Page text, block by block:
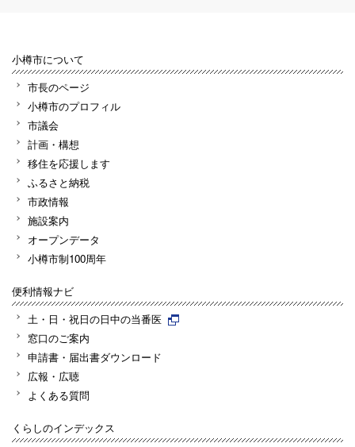
小樽市について
市長のページ
小樽市のプロフィル
市議会
計画・構想
移住を応援します
ふるさと納税
市政情報
施設案内
オープンデータ
小樽市制100周年
便利情報ナビ
土・日・祝日の日中の当番医
窓口のご案内
申請書・届出書ダウンロード
広報・広聴
よくある質問
くらしのインデックス